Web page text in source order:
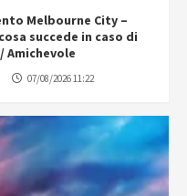
Melbourne City –
succede in caso di
Amichevole
07/08/2026 11:22